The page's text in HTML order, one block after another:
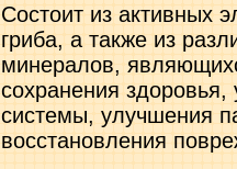
Состоит из активных
гриба, а также из
минералов,
сохранения
системы, улучшения
восстановления